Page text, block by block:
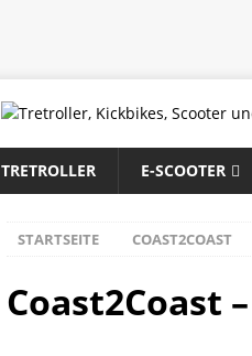
TRETROLLER E-SCOOTER
STARTSEITE COAST2COAST
Coast2Coast